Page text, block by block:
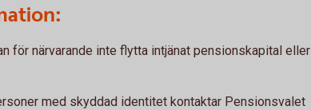
för närvarande inte flytta intjänat pensionskapital eller
med skyddad identitet kontaktar Pensionsvalet